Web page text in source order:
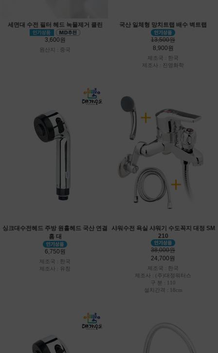
세면대 수전 필터 헤드 녹물제거 클린
3,600원
원산지 : 중국
국산 일체형 망치트랩 배수 벽트랩
13,500원
8,900원
제조국 : 한국
제조사 : 진영화학
싱크대수전헤드 주방 원홀헤드 국산 연결
홈 대
6,750원
제조국 : 한국
제조사 : 유창
샤워수전 욕실 샤워기 수도꼭지 대정 SM
210
38,000원
24,700원
제조국 : 한국
제조사 : (주)대정워터스
구 분 : 110
설치간격 : 18cm